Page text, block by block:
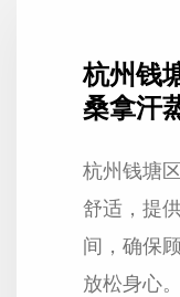
杭州钱
桑拿汗
杭州钱塘
舒适，提
间，确保
放松身心